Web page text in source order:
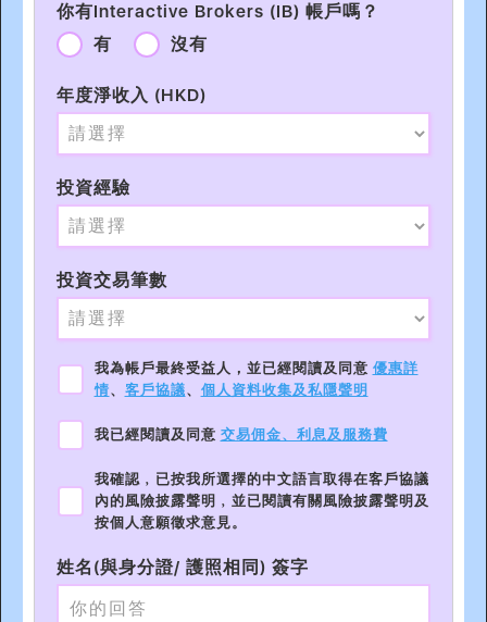
你有Interactive Brokers (IB) 帳戶嗎？
有
沒有
年度淨收入 (HKD)
投資經驗
投資交易筆數
我為帳戶最終受益人，並已經閱讀及同意 優惠詳
情、 客戶協議、 個人資料收集及私隱聲明
我已經閱讀及同意 交易佣金、利息及服務費
我確認﹐已按我所選擇的中文語言取得在客戶協議
內的風險披露聲明﹐並已閱讀有關風險披露聲明及
按個人意願徵求意見。
姓名(與身分證/ 護照相同) 簽字